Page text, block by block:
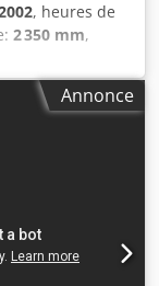
, heures de
2 350 mm,
à vis
: 13,1 m3/min
: 3000/minAnnonce